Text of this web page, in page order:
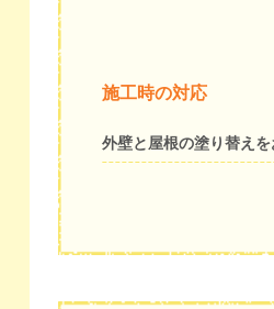
施工時の対応
外壁と屋根の塗り替え